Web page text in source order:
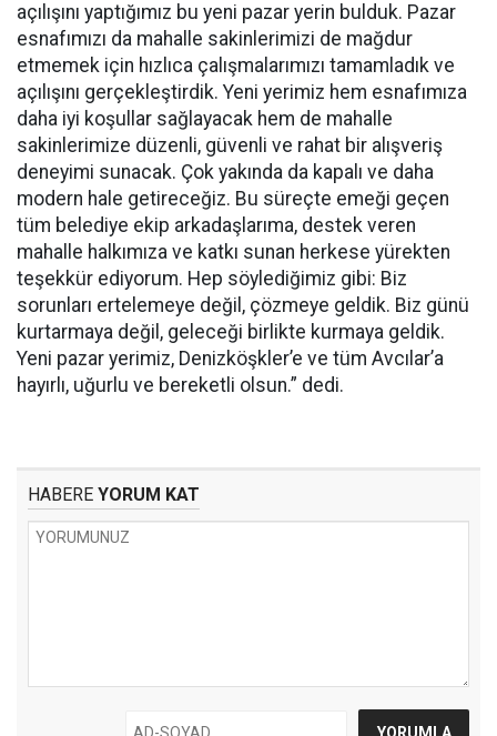
açılışını yaptığımız bu yeni pazar yerin bulduk. Pazar
esnafımızı da mahalle sakinlerimizi de mağdur
etmemek için hızlıca çalışmalarımızı tamamladık ve
açılışını gerçekleştirdik. Yeni yerimiz hem esnafımıza
daha iyi koşullar sağlayacak hem de mahalle
sakinlerimize düzenli, güvenli ve rahat bir alışveriş
deneyimi sunacak. Çok yakında da kapalı ve daha
modern hale getireceğiz. Bu süreçte emeği geçen
tüm belediye ekip arkadaşlarıma, destek veren
mahalle halkımıza ve katkı sunan herkese yürekten
teşekkür ediyorum. Hep söylediğimiz gibi: Biz
sorunları ertelemeye değil, çözmeye geldik. Biz günü
kurtarmaya değil, geleceği birlikte kurmaya geldik.
Yeni pazar yerimiz, Denizköşkler’e ve tüm Avcılar’a
hayırlı, uğurlu ve bereketli olsun.” dedi.
HABERE YORUM KAT